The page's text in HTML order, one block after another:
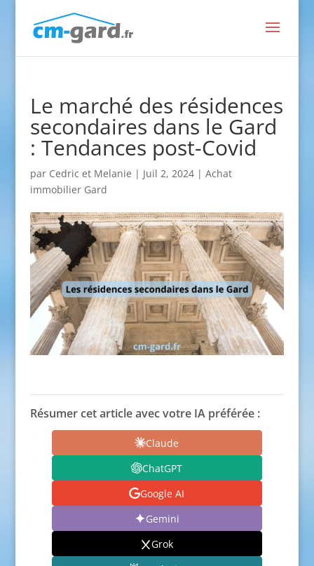
Le marché des résidences
secondaires dans le Gard
: Tendances post-Covid
par Cedric et Melanie | Juil 2, 2024| Achat
immobilier Gard
Résumer cet article avec votre IA préférée :
Claude
ChatGPT
Google AI
Gemini
Grok